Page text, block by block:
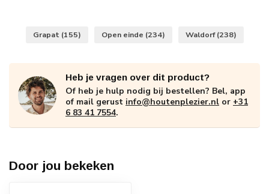
Grapat (155) Open einde (234) Waldorf(238)
Heb je vragen over dit product?
Of heb je hulp nodig bij bestellen? Bel, app
of mail gerust info@houtenplezier.nl or +31
6 83 41 7554.
Door jou bekeken